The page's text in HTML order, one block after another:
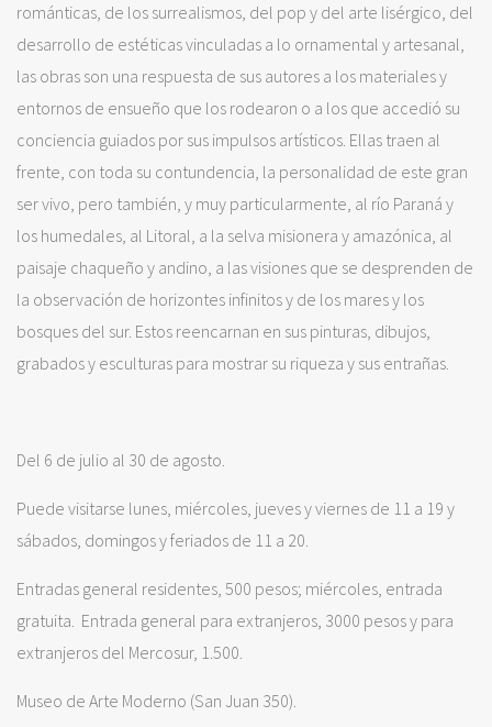
románticas, de los surrealismos, del pop y del arte lisérgico, del
desarrollo de estéticas vinculadas a lo ornamental y artesanal,
las obras son una respuesta de sus autores a los materiales y
entornos de ensueño que los rodearon o a los que accedió su
conciencia guiados por sus impulsos artísticos. Ellas traen al
frente, con toda su contundencia, la personalidad de este gran
ser vivo, pero también, y muy particularmente, al río Paraná y
los humedales, al Litoral, a la selva misionera y amazónica, al
paisaje chaqueño y andino, a las visiones que se desprenden de
la observación de horizontes infinitos y de los mares y los
bosques del sur. Estos reencarnan en sus pinturas, dibujos,
grabados y esculturas para mostrar su riqueza y sus entrañas.
Del 6 de julio al 30 de agosto.
Puede visitarse lunes, miércoles, jueves y viernes de 11 a 19 y
sábados, domingos y feriados de 11 a 20.
Entradas general residentes, 500 pesos; miércoles, entrada
gratuita. Entrada general para extranjeros, 3000 pesos y para
extranjeros del Mercosur, 1.500.
Museo de Arte Moderno (San Juan 350).